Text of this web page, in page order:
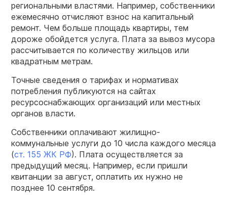
региональными властями. Например, собственники
ежемесячно отчисляют взнос на капитальный
ремонт. Чем больше площадь квартиры, тем
дороже обойдется услуга. Плата за вывоз мусора
рассчитывается по количеству жильцов или
квадратным метрам.
Точные сведения о тарифах и нормативах
потребления публикуются на сайтах
ресурсоснабжающих организаций или местных
органов власти.
Собственники оплачивают жилищно-
коммунальные услуги до 10 числа каждого месяца
(ст. 155 ЖК РФ). Плата осуществляется за
предыдущий месяц. Например, если пришли
квитанции за август, оплатить их нужно не
позднее 10 сентября.